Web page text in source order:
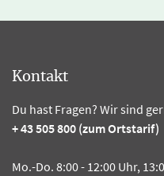
Kontakt
Du hast Fragen? Wir sind
+ 43 505 800 (zum Ortstarif)
Mo.-Do. 8:00 - 12:00 Uhr,